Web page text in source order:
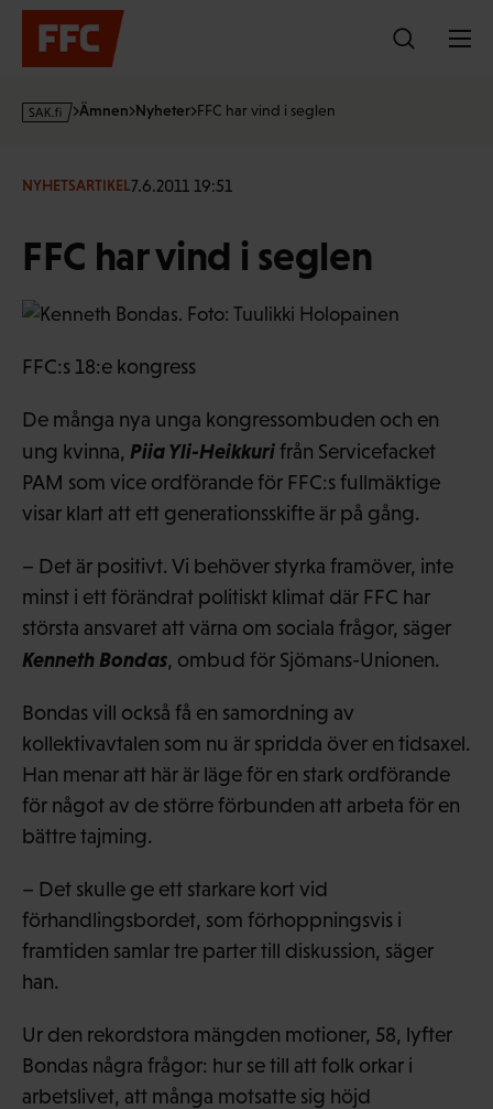
Hoppa
innehållet
s
·
Ämnen Nyheter FFC har vind i seglen
NYHETSARTIKEL7.6.2011 19:51
FFC har vind i seglen
FFC:s 18:e kongress
De många nya unga kongressombuden och en
ung kvinna, Piia Yli-Heikkurifrån Servicefacket
PAM som vice ordförande för FFC:s fullmäktige
visar klart att ett generationsskifte är på gång.
– Det är positivt. Vi behöver styrka framöver, inte
minst i ett förändrat politiskt klimat där FFC har
största ansvaret att värna om sociala frågor, säger
Kenneth Bondas, ombud för Sjömans-Unionen.
Bondas vill också få en samordning av
kollektivavtalen som nu är spridda över en tidsaxel.
Han menar att här är läge för en stark ordförande
för något av de större förbunden att arbeta för en
bättre tajming.
– Det skulle ge ett starkare kort vid
förhandlingsbordet, som förhoppningsvis i
framtiden samlar tre parter till diskussion, säger
han.
Ur den rekordstora mängden motioner, 58, lyfter
Bondas några frågor: hur se till att folk orkar i
arbetslivet, att många motsatte sig höjd